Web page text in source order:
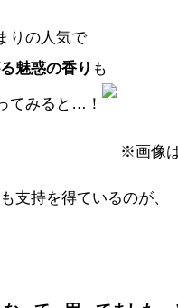
りの人気で
魅惑の香り も
てみると…！
※画像
支持を得ているのが、